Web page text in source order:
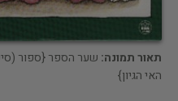
תאור תמונה: שער הספר {ספור
האי הגיון}